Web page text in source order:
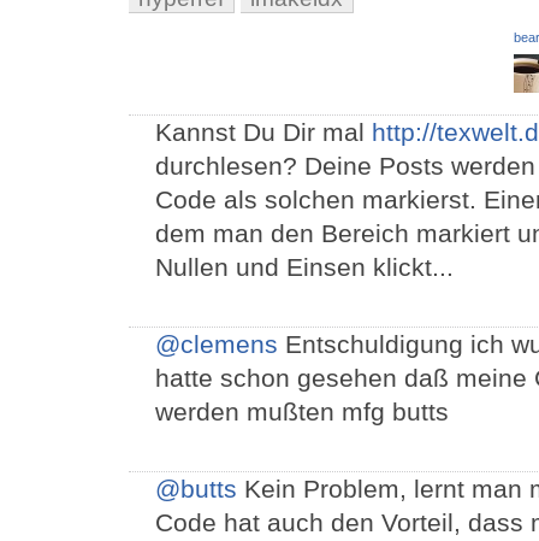
Kannst Du Dir mal http://
durchlesen? Deine Posts
Code als solchen markierst.
dem man den Bereich markiert
Nullen und Einsen klickt...
@clemens Entschuldigung ich
hatte schon gesehen daß
werden mußten mfg butts
@butts Kein Problem, lernt man
Code hat auch den Vorteil, dass